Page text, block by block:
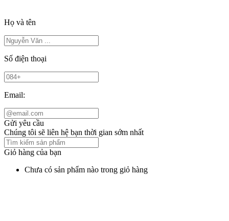
Họ và tên
Số điện thoại
Email:
Gửi yêu cầu
Chúng tôi sẽ liên hệ bạn thời gian sớm nhất
Giỏ hàng của bạn
Chưa có sản phẩm nào trong giỏ hàng